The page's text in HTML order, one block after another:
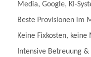
Media, Google, KI-
Beste Provisionen im
Keine Fixkosten,
Intensive Betreuung